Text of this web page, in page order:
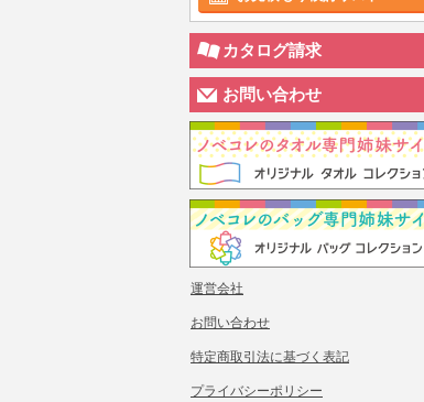
カタログ請求
お問い合わせ
運営会社
お問い合わせ
特定商取引法に基づく表記
プライバシーポリシー